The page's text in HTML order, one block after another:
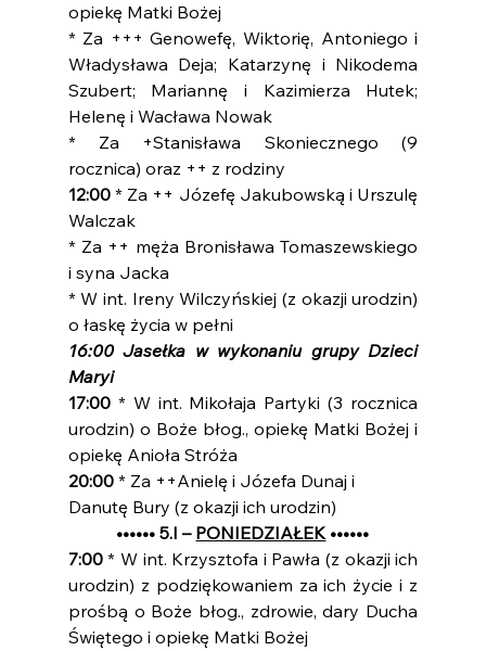
opiekę Matki Bożej
* Za +++ Genowefę, Wiktorię, Antoniego i
Władysława Deja; Katarzynę i Nikodema
Szubert; Mariannę i Kazimierza Hutek;
Helenę i Wacława Nowak
* Za +Stanisława Skoniecznego (9
rocznica) oraz ++ z rodziny
12:00 * Za ++ Józefę Jakubowską i Urszulę
Walczak
* Za ++ męża Bronisława Tomaszewskiego
i syna Jacka
* W int. Ireny Wilczyńskiej (z okazji urodzin)
o łaskę życia w pełni
16:00 Jasełka w wykonaniu grupy Dzieci
Maryi
17:00 * W int. Mikołaja Partyki (3 rocznica
urodzin) o Boże błog., opiekę Matki Bożej i
opiekę Anioła Stróża
20:00 * Za ++Anielę i Józefa Dunaj i
Danutę Bury (z okazji ich urodzin)
•••••• 5.I – PONIEDZIAŁEK ••••••
7:00 * W int. Krzysztofa i Pawła (z okazji ich
urodzin) z podziękowaniem za ich życie i z
prośbą o Boże błog., zdrowie, dary Ducha
Świętego i opiekę Matki Bożej